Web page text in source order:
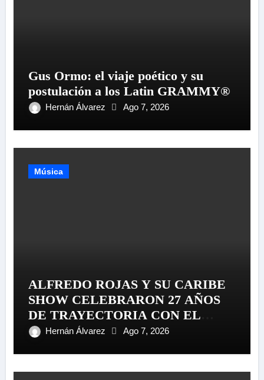
Gus Ormo: el viaje poético y su
postulación a los Latin GRAMMY®
Hernán Álvarez Ago 7, 2026
Música
ALFREDO ROJAS Y SU CARIBE
SHOW CELEBRARON 27 AÑOS
DE TRAYECTORIA CON EL
LANZAMIENTO MUNDIAL DE
Hernán Álvarez Ago 7, 2026